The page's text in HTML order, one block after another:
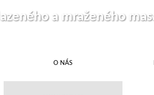
O NÁS
a mraženého